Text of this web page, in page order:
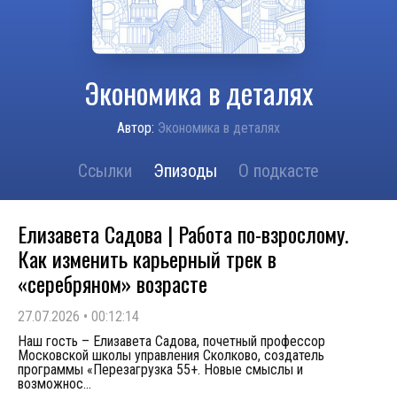
Экономика в деталях
Автор: Экономика в деталях
Ссылки Эпизоды О подкасте
Елизавета Садова | Работа по-взрослому.
Как изменить карьерный трек в
«серебряном» возрасте
27.07.2026 • 00:12:14
Наш гость – Елизавета Садова, почетный профессор
Московской школы управления Сколково, создатель
программы «Перезагрузка 55+. Новые смыслы и
возможнос...